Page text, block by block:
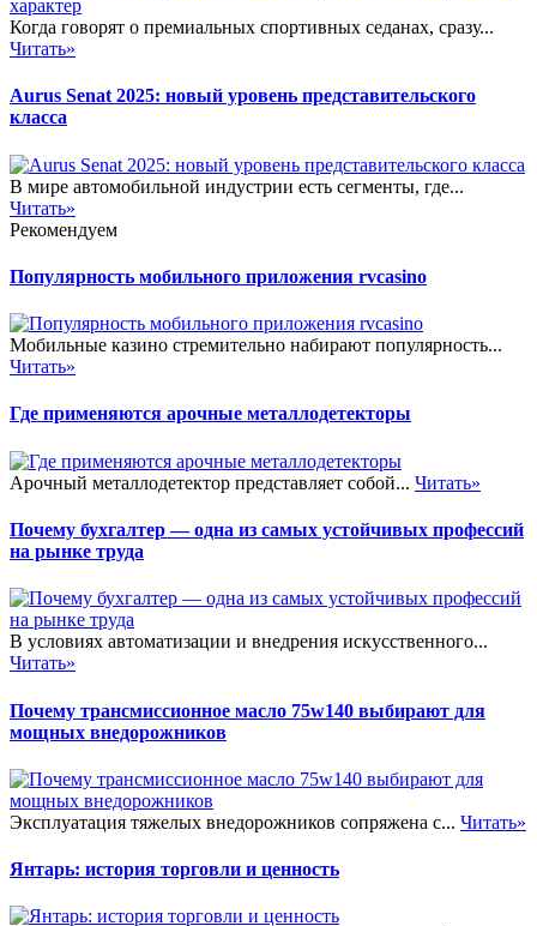
Когда говорят о премиальных спортивных седанах, сразу...
Читать»
Aurus Senat 2025: новый уровень представительского
класса
В мире автомобильной индустрии есть сегменты, где...
Читать»
Рекомендуем
Популярность мобильного приложения rvcasino
Мобильные казино стремительно набирают популярность...
Читать»
Где применяются арочные металлодетекторы
Арочный металлодетектор представляет собой... Читать»
Почему бухгалтер — одна из самых устойчивых профессий
на рынке труда
В условиях автоматизации и внедрения искусственного...
Читать»
Почему трансмиссионное масло 75w140 выбирают для
мощных внедорожников
Эксплуатация тяжелых внедорожников сопряжена с... Читать»
Янтарь: история торговли и ценность